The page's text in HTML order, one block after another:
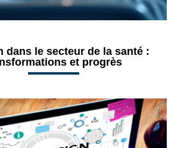
dans le secteur de la santé :
et progrès